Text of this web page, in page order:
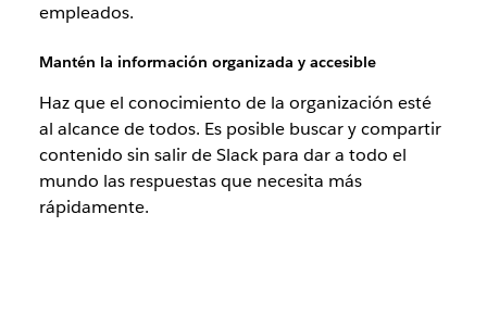
empleados.
Mantén la información organizada y accesible
Haz que el conocimiento de la organización esté
al alcance de todos. Es posible buscar y compartir
contenido sin salir de Slack para dar a todo el
mundo las respuestas que necesita más
rápidamente.